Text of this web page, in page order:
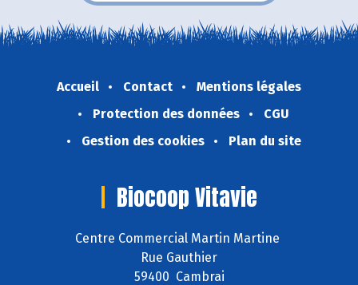
Accueil Contact
Mentions légales
Protection des données
CGU
Gestion des cookies
Plan du site
Biocoop Vitavie
Centre Commercial Martin Martine
Rue Gauthier
59400 Cambrai